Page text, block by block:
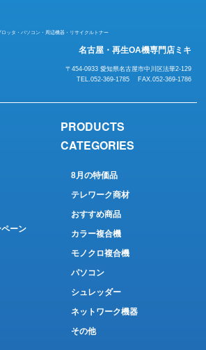
ッタ・パソコン・周辺機器・リサイクルトナー
名古屋・再生OA機専門店ミキ
〒454-0933 愛知県名古屋市中川区法華2-129
TEL.052-369-1785 FAX.052-369-1786
ーン
PRODUCTS
CATEGORIES
8月の特価品
テレワーク商材
おすすめ商品
カラー複合機
モノクロ複合機
パソコン
シュレッダー
ネットワーク機器
その他